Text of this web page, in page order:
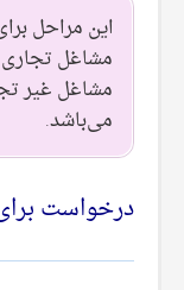
این مراحل
می‌‌باشد.
درخواست